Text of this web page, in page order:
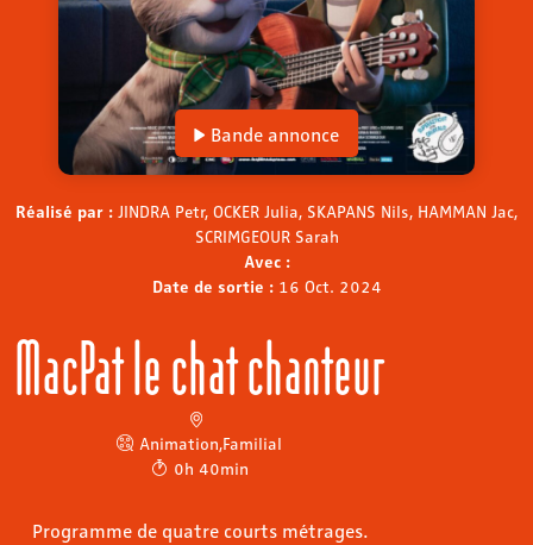
Bande annonce
Réalisé par : JINDRA Petr, OCKER Julia, SKAPANS Nils, HAMMAN Jac,
SCRIMGEOUR Sarah
Avec :
Date de sortie : 16 Oct. 2024
MacPat le chat chanteur
Animation,Familial
0h 40min
Programme de quatre courts métrages.